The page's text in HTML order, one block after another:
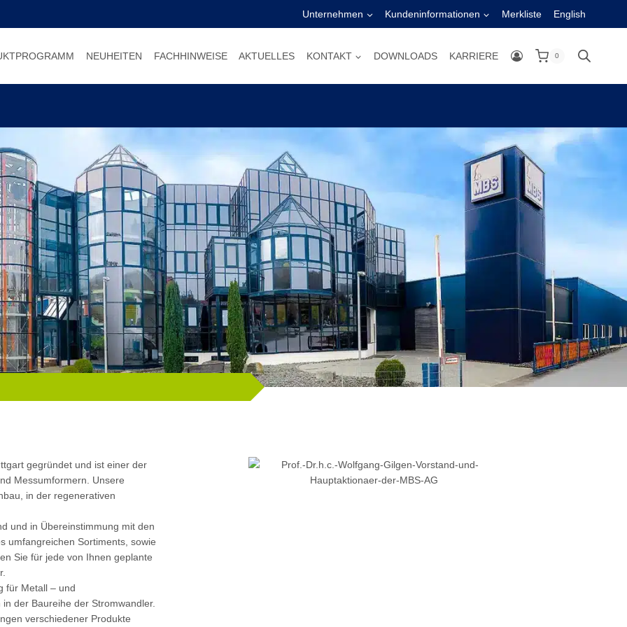
Unternehmen Kundeninformationen Merkliste English
NEUHEITEN FACHHINWEISE AKTUELLES KONTAKT DOWNLOADS KARRIERE 0
gegründet und ist einer der
Messumformern. Unsere
in der regenerativen
und in Übereinstimmung mit den
umfangreichen Sortiments, sowie
Sie für jede von Ihnen geplante
für Metall – und
der Baureihe der Stromwandler.
verschiedener Produkte